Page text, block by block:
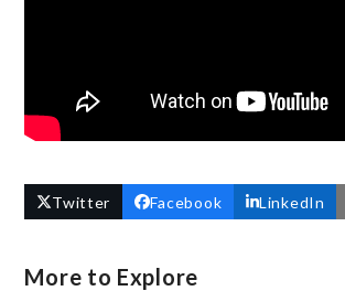
Twitter Facebook LinkedIn
More to Explore